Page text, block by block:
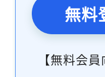
無料
【無料会